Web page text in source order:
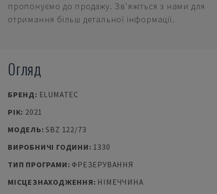
пропонуємо до продажу. Зв'яжіться з нами для
отримання більш детальної інформації.
Огляд
БРЕНД: ELUMATEC
РІК: 2021
МОДЕЛЬ:SBZ 122/73
ВИРОБНИЧІ ГОДИНИ: 1330
ТИП ПРОГРАМИ: ФРЕЗЕРУВАННЯ
МІСЦЕЗНАХОДЖЕННЯ: НІМЕЧЧИНА